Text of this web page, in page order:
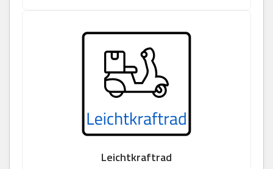
Leichtkraftrad